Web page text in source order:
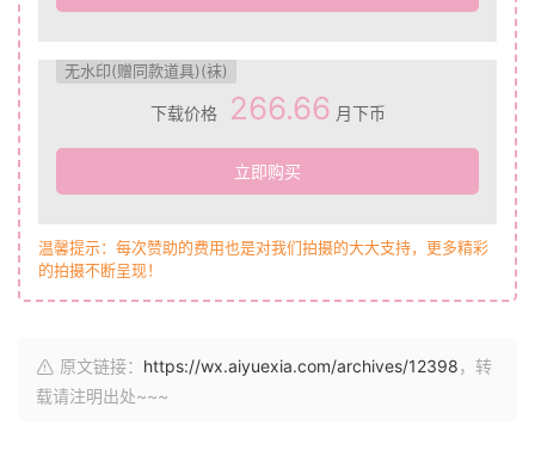
无水印(赠同款道具)(袜)
下载价格 266.66 月下币
立即购买
温馨提示：每次赞助的费用也是对我们拍摄的大大支持，更多精彩
的拍摄不断呈现！
原文链接： https://wx.aiyuexia.com/archives/12398，转
载请注明出处~~~